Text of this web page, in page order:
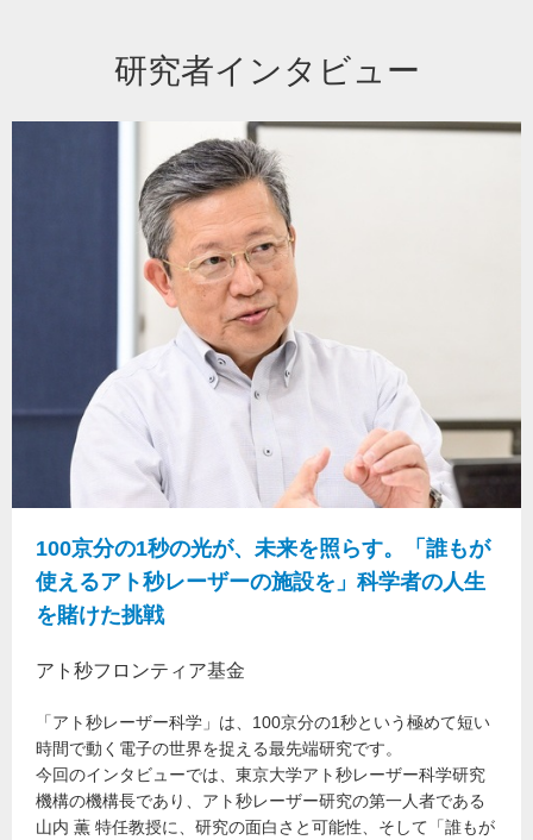
研究者インタビュー
100京分の1秒の光が、未来を照らす。「誰もが
使えるアト秒レーザーの施設を」科学者の人生
を賭けた挑戦
アト秒フロンティア基金
「アト秒レーザー科学」は、100京分の1秒という極めて短い
時間で動く電子の世界を捉える最先端研究です。
今回のインタビューでは、東京大学アト秒レーザー科学研究
機構の機構長であり、アト秒レーザー研究の第一人者である
山内 薫 特任教授に、研究の面白さと可能性、そして「誰もが